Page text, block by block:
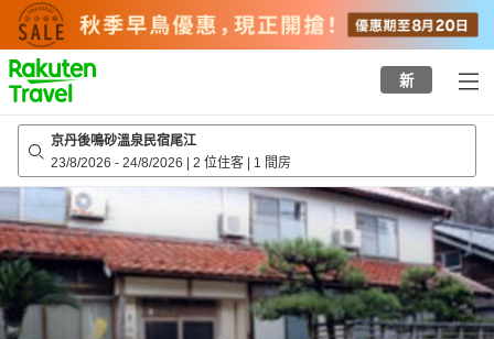
to
top
page
新
京丹後鳴砂溫泉民宿尾江
23/8/2026 - 24/8/2026 | 2 位住客 | 1 間房